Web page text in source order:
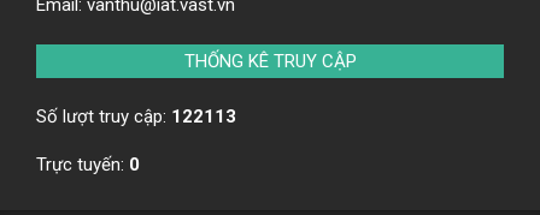
Email: vanthu@iat.vast.vn
THỐNG KÊ TRUY CẬP
Số lượt truy cập: 122113
Trực tuyến: 0